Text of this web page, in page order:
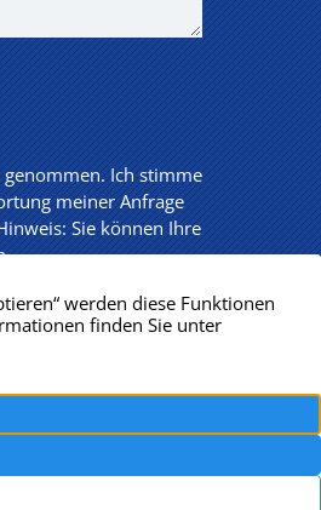
Ich stimme
meiner Anfrage
Sie können Ihre